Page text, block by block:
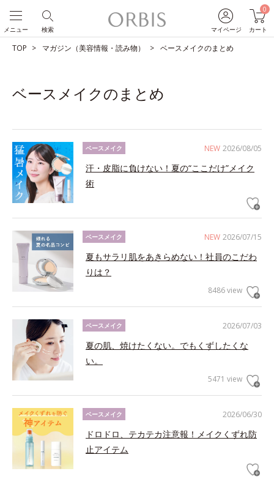
マイページ
0
カート
検索
メニュー
TOP マガジン（美容情報・読み物） ベースメイクのまとめ
ベースメイクのまとめ
NEW 2026/08/05
ベースメイク
汗・皮脂に負けない！夏の“ここだけ”メイク
術
NEW 2026/07/15
ベースメイク
夏もサラリ肌をあきらめない！社員のこだわ
りは？
8486 view
2026/07/03
ベースメイク
夏の肌、焼けたくない。でもくずしたくな
い。
5471 view
2026/06/30
ベースメイク
ドロドロ、テカテカ注意報！メイクくずれ防
止アイテム